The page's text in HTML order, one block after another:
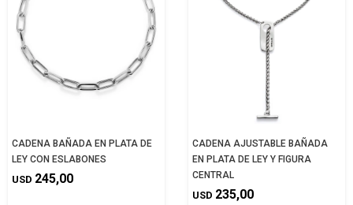
CADENA BAÑADA EN PLATA DE
LEY CON ESLABONES
USD 245,00
CADENA AJUSTABLE BAÑADA
EN PLATA DE LEY Y FIGURA
CENTRAL
USD 235,00